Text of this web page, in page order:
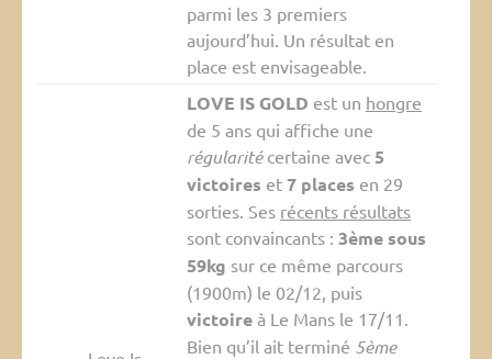
parmi les 3 premiers
aujourd’hui. Un résultat en
place est envisageable.
LOVE IS GOLD est un hongre
de 5 ans qui affiche une
régularitécertaine avec 5
victoires et 7 places en 29
sorties. Ses récents résultats
sont convaincants : 3ème sous
59kg sur ce même parcours
(1900m) le 02/12, puis
victoireà Le Mans le 17/11.
Bien qu’il ait terminé 5ème